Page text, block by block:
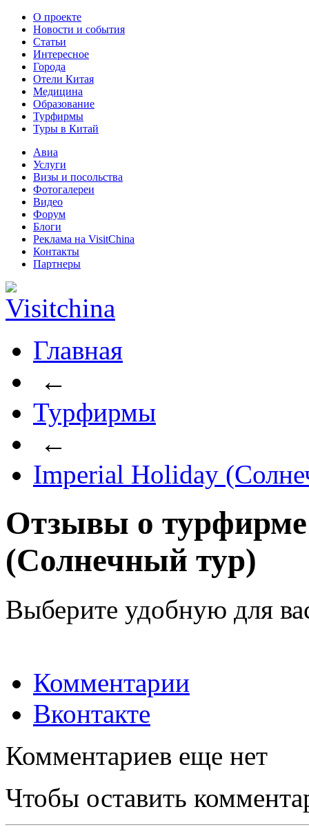
О проекте
Новости и события
Статьи
Интересное
Города
Отели Китая
Медицина
Образование
Турфирмы
Туры в Китай
Авиа
Услуги
Визы и посольства
Фотогалереи
Видео
Форум
Блоги
Реклама на VisitChina
Контакты
Партнеры
Главная
←
Турфирмы
←
Imperial Holiday
Отзывы о
(Солнечный тур)
Выберите удобную для
Комментарии
Вконтакте
Комментариев еще нет
Чтобы оставить